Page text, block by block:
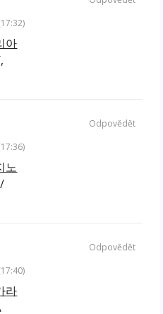
아
노
Odpovědět
라
Odpovědět